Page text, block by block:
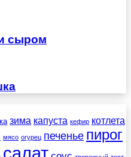
сыром
зима капуста кефир котлета
мясо огурец печенье пирог